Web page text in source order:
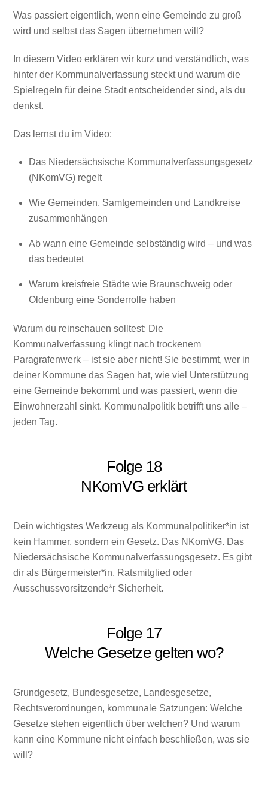
Was passiert eigentlich, wenn eine Gemeinde zu groß
wird und selbst das Sagen übernehmen will?
In diesem Video erklären wir kurz und verständlich, was
hinter der Kommunalverfassung steckt und warum die
Spielregeln für deine Stadt entscheidender sind, als du
denkst.
Das lernst du im Video:
Das Niedersächsische Kommunalverfassungsgesetz
(NKomVG) regelt
Wie Gemeinden, Samtgemeinden und Landkreise
zusammenhängen
Ab wann eine Gemeinde selbständig wird – und was
das bedeutet
Warum kreisfreie Städte wie Braunschweig oder
Oldenburg eine Sonderrolle haben
Warum du reinschauen solltest: Die
Kommunalverfassung klingt nach trockenem
Paragrafenwerk – ist sie aber nicht! Sie bestimmt, wer in
deiner Kommune das Sagen hat, wie viel Unterstützung
eine Gemeinde bekommt und was passiert, wenn die
Einwohnerzahl sinkt. Kommunalpolitik betrifft uns alle –
jeden Tag.
Folge 18
NKomVG erklärt
Dein wichtigstes Werkzeug als Kommunalpolitiker*in ist
kein Hammer, sondern ein Gesetz. Das NKomVG. Das
Niedersächsische Kommunalverfassungsgesetz. Es gibt
dir als Bürgermeister*in, Ratsmitglied oder
Ausschussvorsitzende*r Sicherheit.
Folge 17
Welche Gesetze gelten wo?
Grundgesetz, Bundesgesetze, Landesgesetze,
Rechtsverordnungen, kommunale Satzungen: Welche
Gesetze stehen eigentlich über welchen? Und warum
kann eine Kommune nicht einfach beschließen, was sie
will?